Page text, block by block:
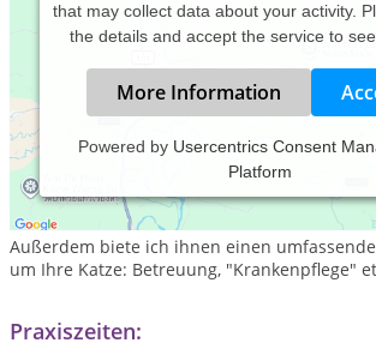
that may collect data about your activity.
the details and accept the service to
More Information
Powered by Usercentrics Consent
Platform
Verhaltensberatung für Katzenhalter,
Katzensprache bei Ihnen zuhause.
Außerdem biete ich ihnen einen
um Ihre Katze: Betreuung, "Krankenpflege"
Praxiszeiten: